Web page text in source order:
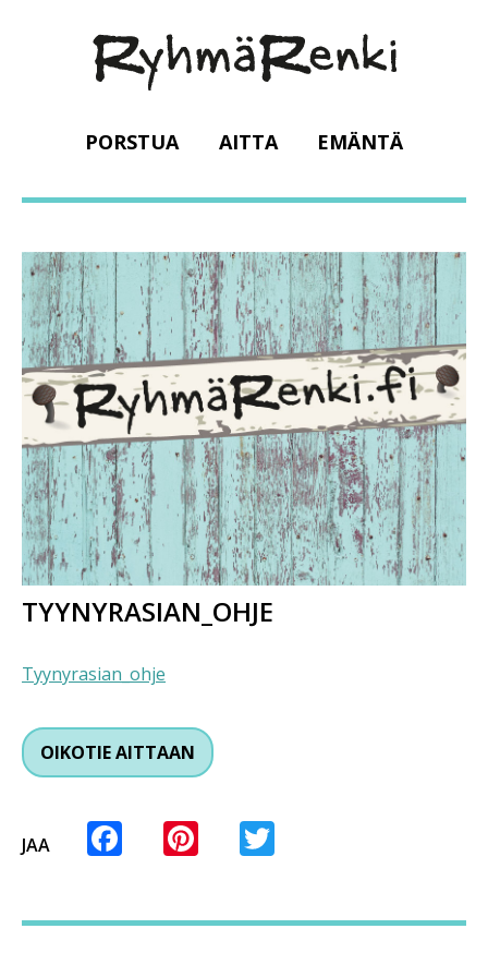
PORSTUA AITTA EMÄNTÄ
TYYNYRASIAN_OHJE
Tyynyrasian_ohje
OIKOTIE AITTAAN
JAA Facebook
Pinterest